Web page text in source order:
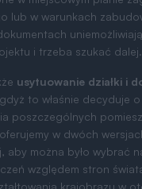
lub w warunkach
i trzeba szukać dalej.
usytuowanie działki i
to właśnie decyduje
poszczególnych
w dwóch
aby można było wybrać
względem stron